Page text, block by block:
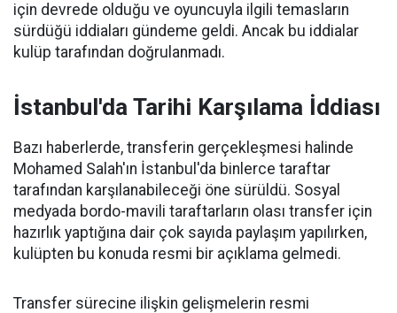
için devrede olduğu ve oyuncuyla ilgili temasların
sürdüğü iddiaları gündeme geldi. Ancak bu iddialar
kulüp tarafından doğrulanmadı.
İstanbul'da Tarihi Karşılama İddiası
Bazı haberlerde, transferin gerçekleşmesi halinde
Mohamed Salah'ın İstanbul'da binlerce taraftar
tarafından karşılanabileceği öne sürüldü. Sosyal
medyada bordo-mavili taraftarların olası transfer için
hazırlık yaptığına dair çok sayıda paylaşım yapılırken,
kulüpten bu konuda resmi bir açıklama gelmedi.
Transfer sürecine ilişkin gelişmelerin resmi